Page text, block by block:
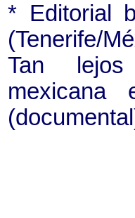
* Editorial
(Tenerife/
Tan
mexicana